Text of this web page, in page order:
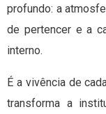
profundo: a
de pertencer e a
interno.
É a vivência de
transforma a